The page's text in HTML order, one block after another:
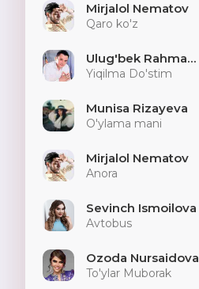
Mirjalol Nematov
Qaro ko'z
Ulug'bek Rahmatullayev
Yiqilma Do'stim
Munisa Rizayeva
O'ylama mani
Mirjalol Nematov
Anora
Sevinch Ismoilova
Avtobus
Ozoda Nursaidova
To'ylar Muborak